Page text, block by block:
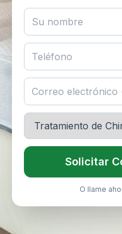
Solicitar
O llame